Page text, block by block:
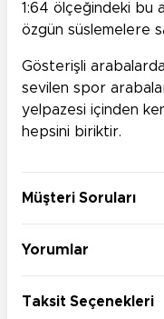
1:64 ölçeğindeki bu
özgün süslemelere
Gösterişli
sevilen spor
yelpazesi içinden
hepsini biriktir.
Müşteri Soruları
Yorumlar
Taksit Seçenekleri